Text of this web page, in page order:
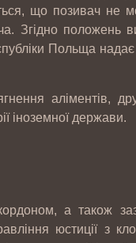
що позивач не
Згідно положень
Польща
аліментів,
іноземної держави.
а також
юстиції з
Штрафи за